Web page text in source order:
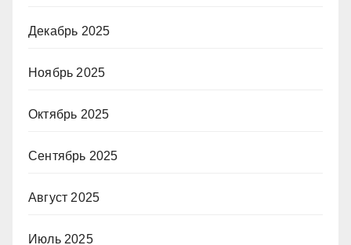
Декабрь 2025
Ноябрь 2025
Октябрь 2025
Сентябрь 2025
Август 2025
Июль 2025